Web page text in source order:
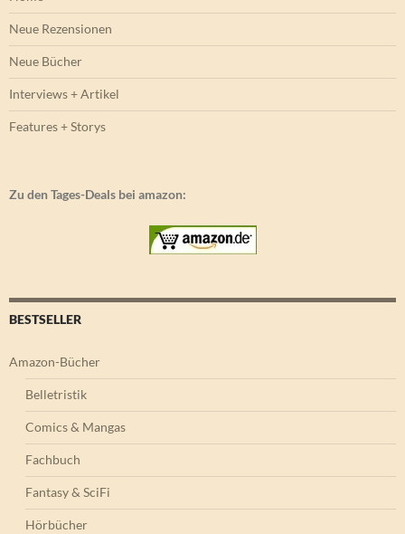
Neue Rezensionen
Neue Bücher
Interviews + Artikel
Features + Storys
Zu den Tages-Deals bei amazon:
BESTSELLER
Amazon-Bücher
Belletristik
Comics & Mangas
Fachbuch
Fantasy & SciFi
Hörbücher